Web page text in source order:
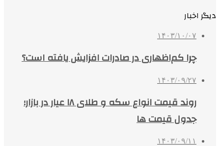
دیگر اخبار
۱۴۰۳/۱۰/۰۷
چرا کم‌اظهاری در صادرات افزایش یافته است؟
۱۴۰۳/۰۹/۲۷
روند قیمت انواع سکه و طلای ۱۸ عیار در بازار؛
جدول قیمت ها
۱۴۰۳/۰۹/۱۱